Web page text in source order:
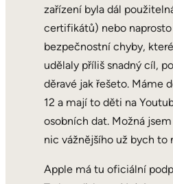
zařízení byla dál
certifikátů) nebo
bezpečnostní chyby,
udělaly příliš snadný cíl,
děravé jak řešeto. Máme
12 a mají to děti na
osobních dat. Možná
nic vážnějšího už bych to
Apple má tu oficiální